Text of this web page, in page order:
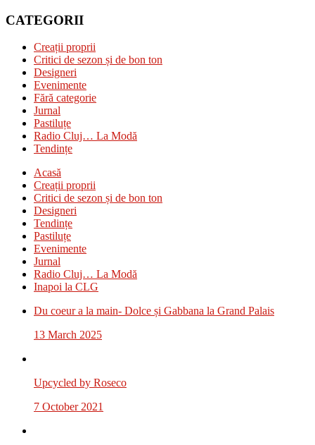
CATEGORII
Creații proprii
Critici de sezon și de bon ton
Designeri
Evenimente
Fără categorie
Jurnal
Pastiluțe
Radio Cluj… La Modă
Tendințe
Acasă
Creații proprii
Critici de sezon și de bon ton
Designeri
Tendințe
Pastiluțe
Evenimente
Jurnal
Radio Cluj… La Modă
Inapoi la CLG
Du coeur a la main- Dolce și Gabbana la Grand Palais
13 March 2025
Upcycled by Roseco
7 October 2021